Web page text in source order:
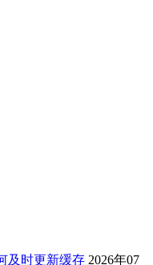
及时更新缓存 2026年07